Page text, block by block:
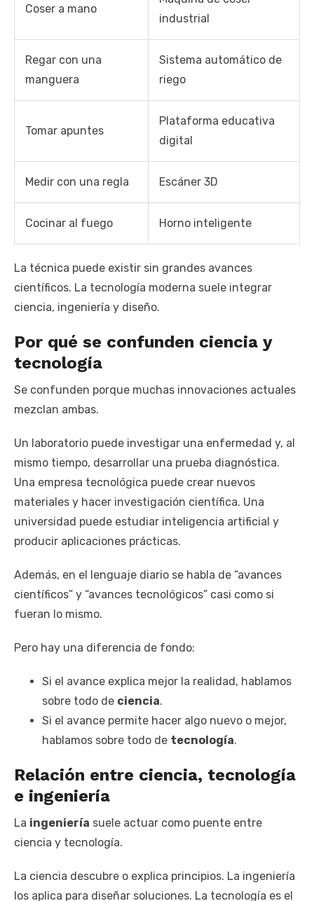
Coser a mano
industrial
Regar con una
manguera
Sistema automático de
riego
Tomar apuntes
Plataforma educativa
digital
Medir con una regla Escáner 3D
Cocinar al fuego Horno inteligente
La técnica puede existir sin grandes avances
científicos. La tecnología moderna suele integrar
ciencia, ingeniería y diseño.
Por qué se confunden ciencia y
tecnología
Se confunden porque muchas innovaciones actuales
mezclan ambas.
Un laboratorio puede investigar una enfermedad y, al
mismo tiempo, desarrollar una prueba diagnóstica.
Una empresa tecnológica puede crear nuevos
materiales y hacer investigación científica. Una
universidad puede estudiar inteligencia artificial y
producir aplicaciones prácticas.
Además, en el lenguaje diario se habla de “avances
científicos” y “avances tecnológicos” casi como si
fueran lo mismo.
Pero hay una diferencia de fondo:
Si el avance explica mejor la realidad, hablamos
sobre todo de ciencia.
Si el avance permite hacer algo nuevo o mejor,
hablamos sobre todo de tecnología.
Relación entre ciencia, tecnología
e ingeniería
La ingeniería suele actuar como puente entre
ciencia y tecnología.
La ciencia descubre o explica principios. La ingeniería
los aplica para diseñar soluciones. La tecnología es el